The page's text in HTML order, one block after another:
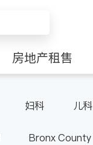
房地产租售
妇科 儿科
Bronx County